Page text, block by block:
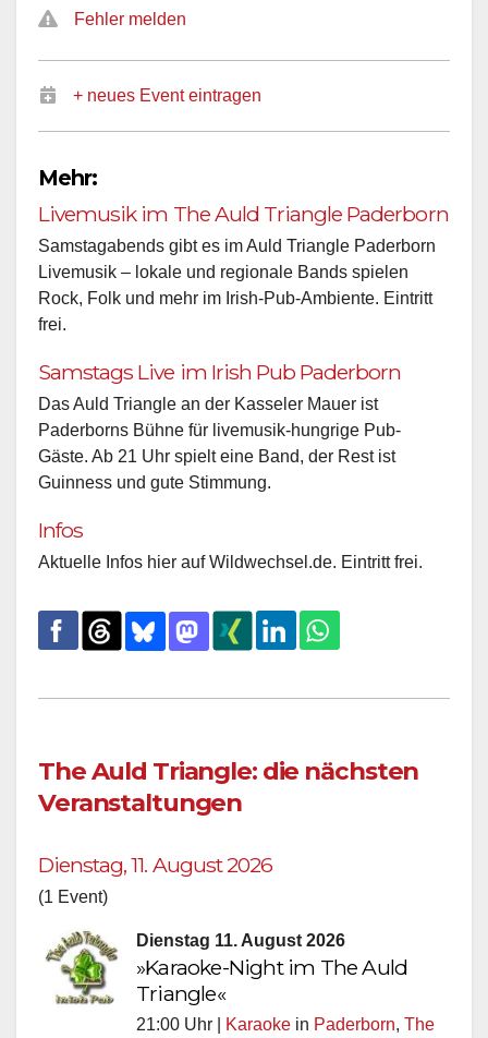
Fehler melden
+ neues Event eintragen
Mehr:
Livemusik im The Auld Triangle Paderborn
Samstagabends gibt es im Auld Triangle Paderborn
Livemusik – lokale und regionale Bands spielen
Rock, Folk und mehr im Irish-Pub-Ambiente. Eintritt
frei.
Samstags Live im Irish Pub Paderborn
Das Auld Triangle an der Kasseler Mauer ist
Paderborns Bühne für livemusik-hungrige Pub-
Gäste. Ab 21 Uhr spielt eine Band, der Rest ist
Guinness und gute Stimmung.
Infos
Aktuelle Infos hier auf Wildwechsel.de. Eintritt frei.
The Auld Triangle: die nächsten
Veranstaltungen
Dienstag, 11. August 2026
(1 Event)
Dienstag 11. August 2026
»Karaoke-Night im The Auld
Triangle«
21:00 Uhr | Karaoke in Paderborn, The